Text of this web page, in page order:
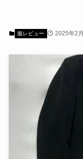
服レビュー 2025年2